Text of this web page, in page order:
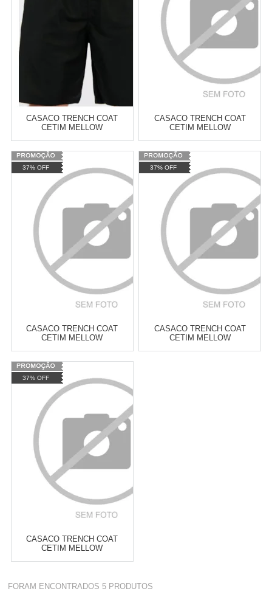
CASACO TRENCH COAT
CETIM MELLOW
Varejo:
Atacado: R$ 2.550,90 (Apenas
Revendedor)
10 x
Cat:TRENCH COAT
COMPRAR
CASACO TRENCH COAT
CETIM MELLOW
Varejo:
Atacado: R$ 2.550,90 (Apenas
Revendedor)
10
Cat:TRENCH COAT
COMPRAR
37% OFF
CASACO TRENCH COAT
CETIM MELLOW
Varejo:
Atacado: R$ 2.550,90 (Apenas
Revendedor)
10 x
Cat:TRENCH COAT
COMPRAR
37% OFF
CASACO TRENCH COAT
CETIM MELLOW
37% OFF
CASACO TRENCH COAT
CETIM MELLOW
Varejo: R$ 4.050,70
FORAM ENCONTRADOS 5 PRODUTOS